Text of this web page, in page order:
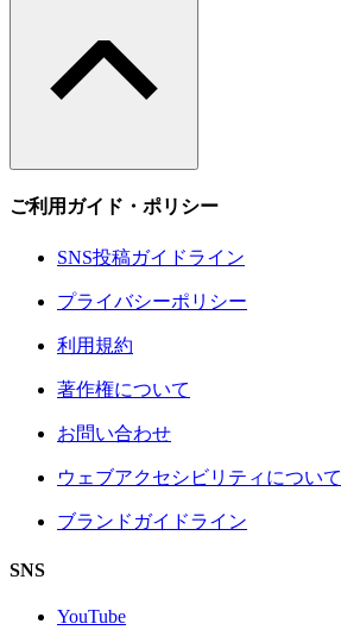
ご利用ガイド・ポリシー
SNS投稿ガイドライン
プライバシーポリシー
利用規約
著作権について
お問い合わせ
ウェブアクセシビリティについて
ブランドガイドライン
SNS
YouTube